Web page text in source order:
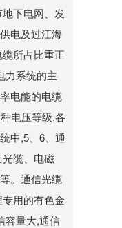
下电网、发
电及过江海
所占比重正
力系统的主
电能的电缆
电压等级,各
中,5、6、通
缆、电磁
。通信光缆
用的有色金
容量大,通信